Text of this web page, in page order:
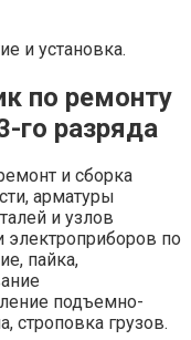
и установка.
по ремонту
го разряда
и сборка
арматуры
и узлов
электроприборов по
пайка,
подъемно-
строповка грузов.